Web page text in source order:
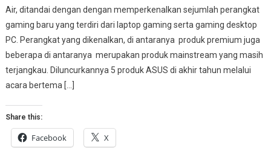
Air, ditandai dengan dengan memperkenalkan sejumlah perangkat
gaming baru yang terdiri dari laptop gaming serta gaming desktop
PC. Perangkat yang dikenalkan, di antaranya produk premium juga
beberapa di antaranya merupakan produk mainstream yang masih
terjangkau. Diluncurkannya 5 produk ASUS di akhir tahun melalui
acara bertema […]
Share this:
Facebook X